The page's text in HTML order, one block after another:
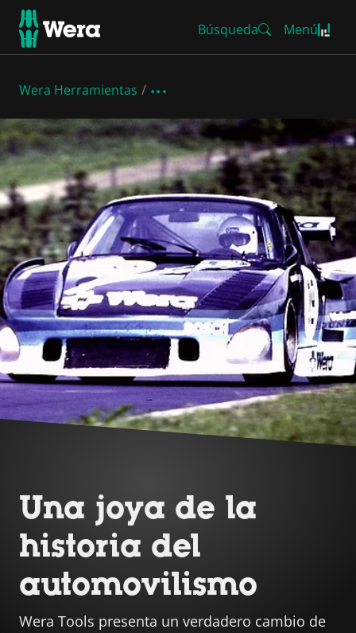
Búsqueda Menú
Wera Herramientas
Una joya de la
historia del
automovilismo
Wera Tools presenta un verdadero cambio de